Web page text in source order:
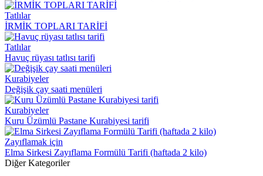
Tatlılar
İRMİK TOPLARI TARİFİ
Tatlılar
Havuç rüyası tatlısı tarifi
Kurabiyeler
Değişik çay saati menüleri
Kurabiyeler
Kuru Üzümlü Pastane Kurabiyesi tarifi
Zayıflamak için
Elma Sirkesi Zayıflama Formülü Tarifi (haftada 2 kilo)
Diğer Kategoriler